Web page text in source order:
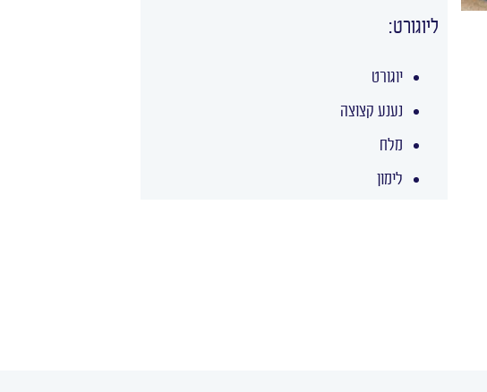
ליוגורט:
יוגורט
נענע קצוצה
מלח
לימון